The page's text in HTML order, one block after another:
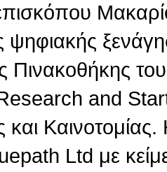
Πινακοθήκης
and
Ltd με